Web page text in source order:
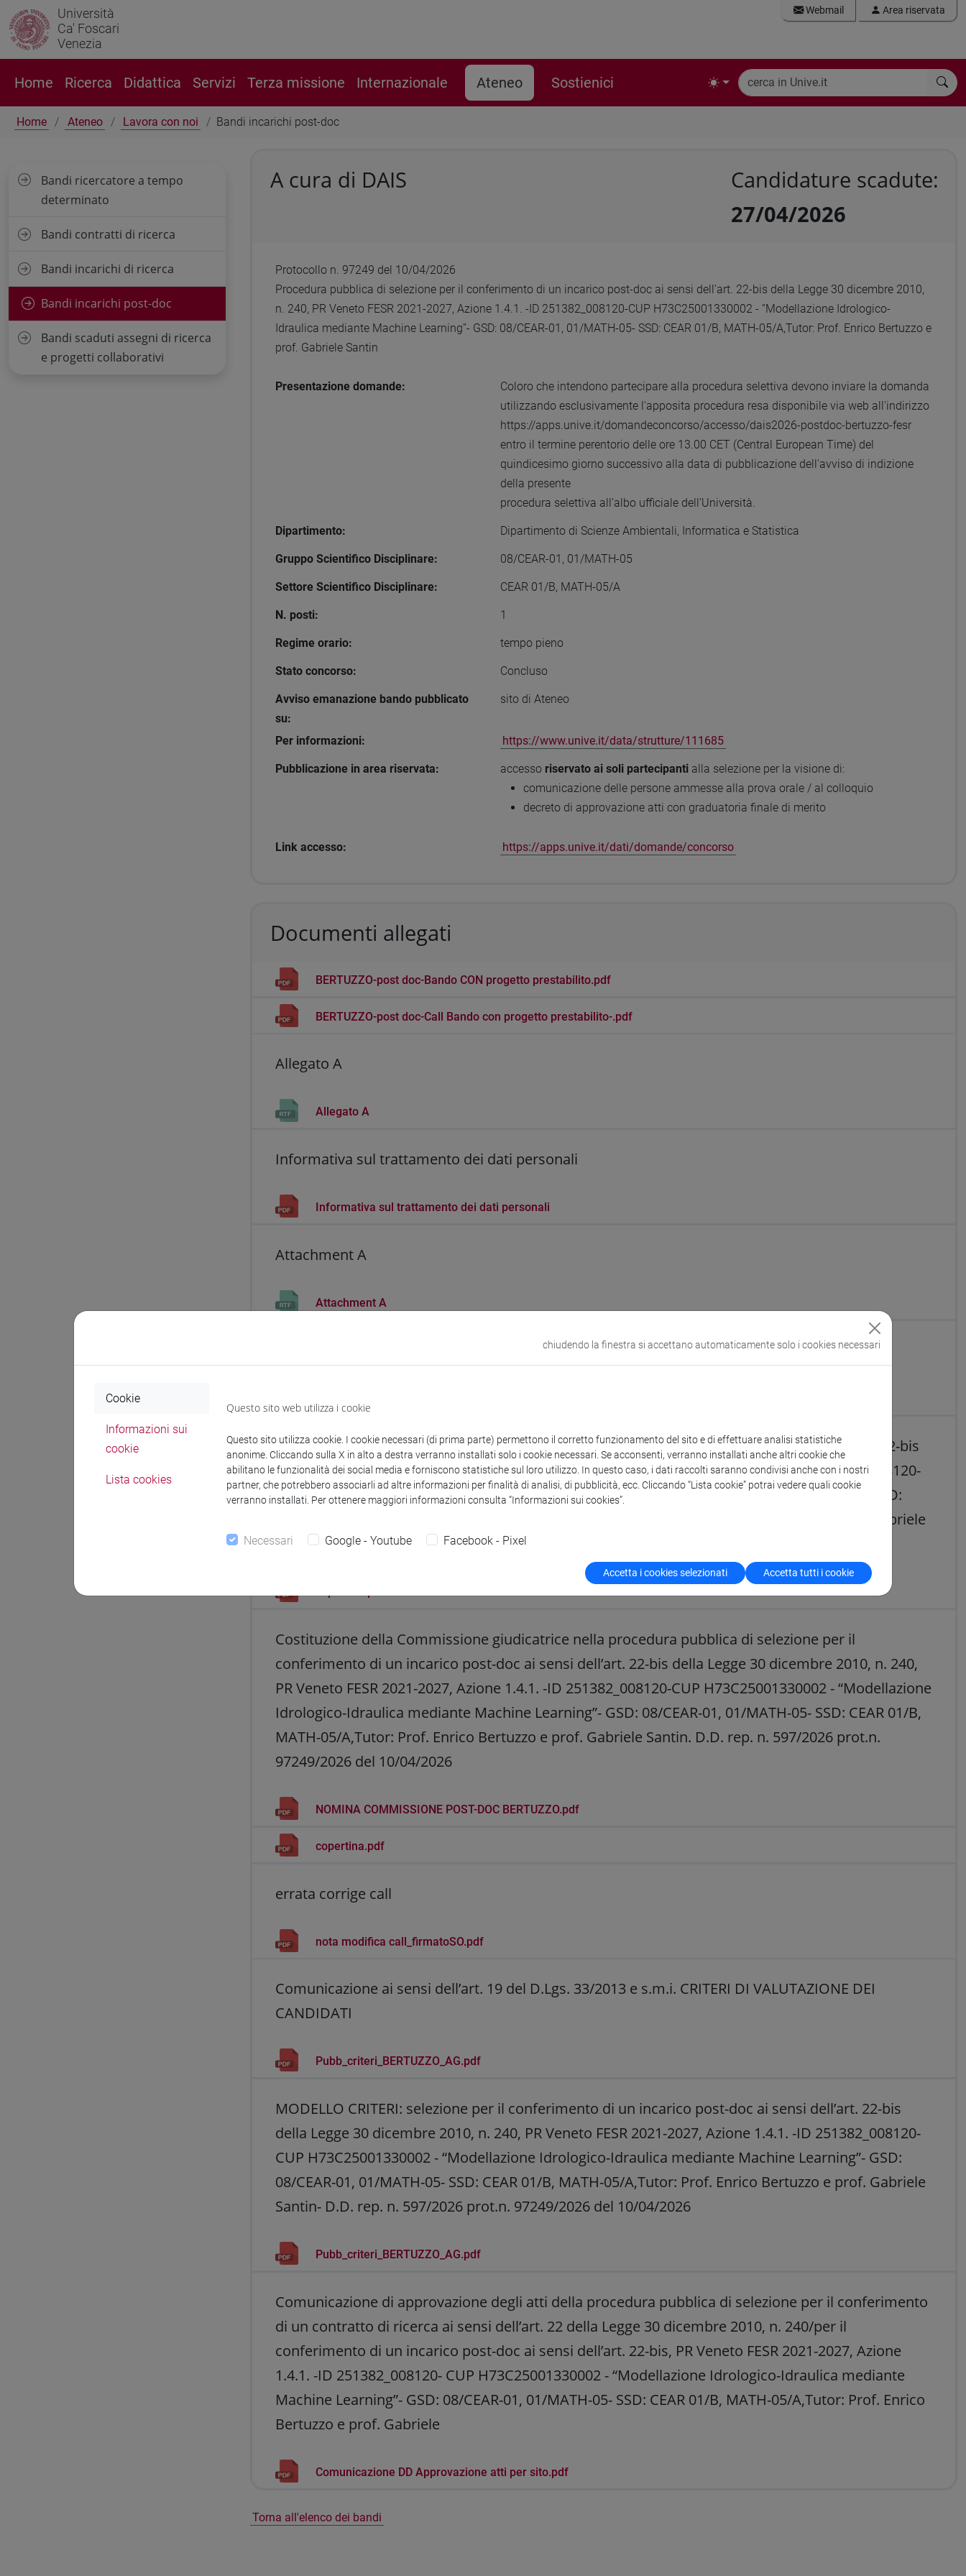
Università
Ca' Foscari
Venezia
Webmail Area riservata
Home Ricerca Didattica Servizi Terza missione Internazionale Ateneo Sostienici
Home Ateneo Lavora con noi Bandi incarichi post-doc
A cura di DAIS
Candidature scadute:
27/04/2026
Protocollo n. 97249 del 10/04/2026
Procedura pubblica di selezione per il conferimento di un incarico post-doc ai sensi dell’art. 22-bis della Legge 30 dicembre 2010,
n. 240, PR Veneto FESR 2021-2027, Azione 1.4.1. -ID 251382_008120-CUP H73C25001330002 - “Modellazione Idrologico-
Idraulica mediante Machine Learning”- GSD: 08/CEAR-01, 01/MATH-05- SSD: CEAR 01/B, MATH-05/A,Tutor: Prof. Enrico Bertuzzo e
prof. Gabriele Santin
Presentazione domande:
Coloro che intendono partecipare alla procedura selettiva devono inviare la domanda
utilizzando esclusivamente l'apposita procedura resa disponibile via web all'indirizzo
https://apps.unive.it/domandeconcorso/accesso/dais2026-postdoc-bertuzzo-fesr
entro il termine perentorio delle ore 13.00 CET (Central European Time) del
quindicesimo giorno successivo alla data di pubblicazione dell'avviso di indizione
della presente
procedura selettiva all’albo ufficiale dell’Università.
Dipartimento: Dipartimento di Scienze Ambientali, Informatica e Statistica
Gruppo Scientifico Disciplinare: 08/CEAR-01, 01/MATH-05
Settore Scientifico Disciplinare: CEAR 01/B, MATH-05/A
N. posti: 1
Regime orario: tempo pieno
Stato concorso: Concluso
Avviso emanazione bando pubblicato
su:
sito di Ateneo
Per informazioni: https://www.unive.it/data/strutture/111685
Pubblicazione in area riservata: accesso riservato ai soli partecipantialla selezione per la visione di:
comunicazione delle persone ammesse alla prova orale / al colloquio
decreto di approvazione atti con graduatoria finale di merito
Link accesso: https://apps.unive.it/dati/domande/concorso
Documenti allegati
BERTUZZO-post doc-Bando CON progetto prestabilito.pdf
BERTUZZO-post doc-Call Bando con progetto prestabilito-.pdf
Allegato A
Allegato A
Informativa sul trattamento dei dati personali
Informativa sul trattamento dei dati personali
Attachment A
Attachment A
Information on personal Data Processing
Procedura pubblica di selezione per il conferimento di un incarico post-doc ai sensi dell’art. 22-bis
della Legge 30 dicembre 2010, n. 240, PR Veneto FESR 2021-2027, Azione 1.4.1. -ID 251382_008120-
CUP H73C25001330002 - “Modellazione Idrologico-Idraulica mediante Machine Learning”- GSD:
08/CEAR-01, 01/MATH-05- SSD: CEAR 01/B, MATH-05/A,Tutor: Prof. Enrico Bertuzzo e prof. Gabriele
Santin
Costituzione della Commissione giudicatrice nella procedura pubblica di selezione per il
conferimento di un incarico post-doc ai sensi dell’art. 22-bis della Legge 30 dicembre 2010, n. 240,
PR Veneto FESR 2021-2027, Azione 1.4.1. -ID 251382_008120-CUP H73C25001330002 - “Modellazione
Idrologico-Idraulica mediante Machine Learning”- GSD: 08/CEAR-01, 01/MATH-05- SSD: CEAR 01/B,
MATH-05/A,Tutor: Prof. Enrico Bertuzzo e prof. Gabriele Santin. D.D. rep. n. 597/2026 prot.n.
97249/2026 del 10/04/2026
NOMINA COMMISSIONE POST-DOC BERTUZZO.pdf
copertina.pdf
errata corrige call
nota modifica call_firmatoSO.pdf
Comunicazione ai sensi dell’art. 19 del D.Lgs. 33/2013 e s.m.i. CRITERI DI VALUTAZIONE DEI
CANDIDATI
Pubb_criteri_BERTUZZO_AG.pdf
MODELLO CRITERI: selezione per il conferimento di un incarico post-doc ai sensi dell’art. 22-bis
della Legge 30 dicembre 2010, n. 240, PR Veneto FESR 2021-2027, Azione 1.4.1. -ID 251382_008120-
CUP H73C25001330002 - “Modellazione Idrologico-Idraulica mediante Machine Learning”- GSD:
08/CEAR-01, 01/MATH-05- SSD: CEAR 01/B, MATH-05/A,Tutor: Prof. Enrico Bertuzzo e prof. Gabriele
Santin- D.D. rep. n. 597/2026 prot.n. 97249/2026 del 10/04/2026
Pubb_criteri_BERTUZZO_AG.pdf
Comunicazione di approvazione degli atti della procedura pubblica di selezione per il conferimento
di un contratto di ricerca ai sensi dell’art. 22 della Legge 30 dicembre 2010, n. 240/per il
conferimento di un incarico post-doc ai sensi dell’art. 22-bis, PR Veneto FESR 2021-2027, Azione
1.4.1. -ID 251382_008120- CUP H73C25001330002 - “Modellazione Idrologico-Idraulica mediante
Machine Learning”- GSD: 08/CEAR-01, 01/MATH-05- SSD: CEAR 01/B, MATH-05/A,Tutor: Prof. Enrico
Bertuzzo e prof. Gabriele
Comunicazione DD Approvazione atti per sito.pdf
Torna all'elenco dei bandi
Bandi ricercatore a tempo
determinato
Bandi contratti di ricerca
Bandi incarichi di ricerca
Bandi incarichi post-doc
Bandi scaduti assegni di ricerca
e progetti collaborativi
chiudendo la finestra si accettano automaticamente solo i cookies necessari
Cookie
Informazioni sui
cookie
Lista cookies
Questo sito web utilizza i cookie
Questo sito utilizza cookie. I cookie necessari (di prima parte) permettono il corretto funzionamento del sito e di effettuare analisi statistiche
anonime. Cliccando sulla X in alto a destra verranno installati solo i cookie necessari. Se acconsenti, verranno installati anche altri cookie che
abilitano le funzionalità dei social media e forniscono statistiche sul loro utilizzo. In questo caso, i dati raccolti saranno condivisi anche con i nostri
partner, che potrebbero associarli ad altre informazioni per finalità di analisi, di pubblicità, ecc. Cliccando “Lista cookie” potrai vedere quali cookie
verranno installati. Per ottenere maggiori informazioni consulta “Informazioni sui cookies”.
Necessari Google - Youtube Facebook - Pixel
Accetta i cookies selezionati Accetta tutti i cookie